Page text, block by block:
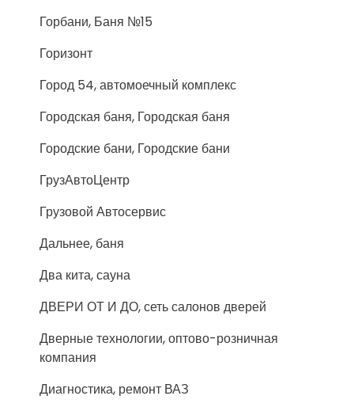
Горбани, Баня №15
Горизонт
Город 54, автомоечный комплекс
Городская баня, Городская баня
Городские бани, Городские бани
ГрузАвтоЦентр
Грузовой Автосервис
Дальнее, баня
Два кита, сауна
ДВЕРИ ОТ И ДО, сеть салонов дверей
Дверные технологии, оптово-розничная
компания
Диагностика, ремонт ВАЗ